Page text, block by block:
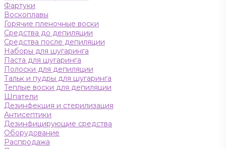
Фартуки
Воскоплавы
Горячие пленочные воски
Средства до депиляции
Средства после депиляции
Наборы для шугаринга
Паста для шугаринга
Полоски для депиляции
Тальк и пудры для шугаринга
Теплые воски для депиляции
Шпатели
Дезинфекция и стерилизация
Антисептики
Дезинфицирующие средства
Оборудование
Распродажа